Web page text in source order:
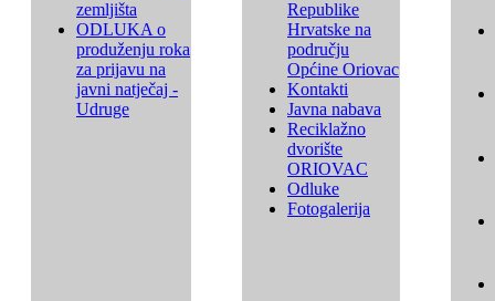
zemljišta
ODLUKA o
produženju roka
za prijavu na
javni natječaj -
Udruge
Republike
Hrvatske na
području
Općine Oriovac
Kontakti
Javna nabava
Reciklažno
dvorište
ORIOVAC
Odluke
Fotogalerija